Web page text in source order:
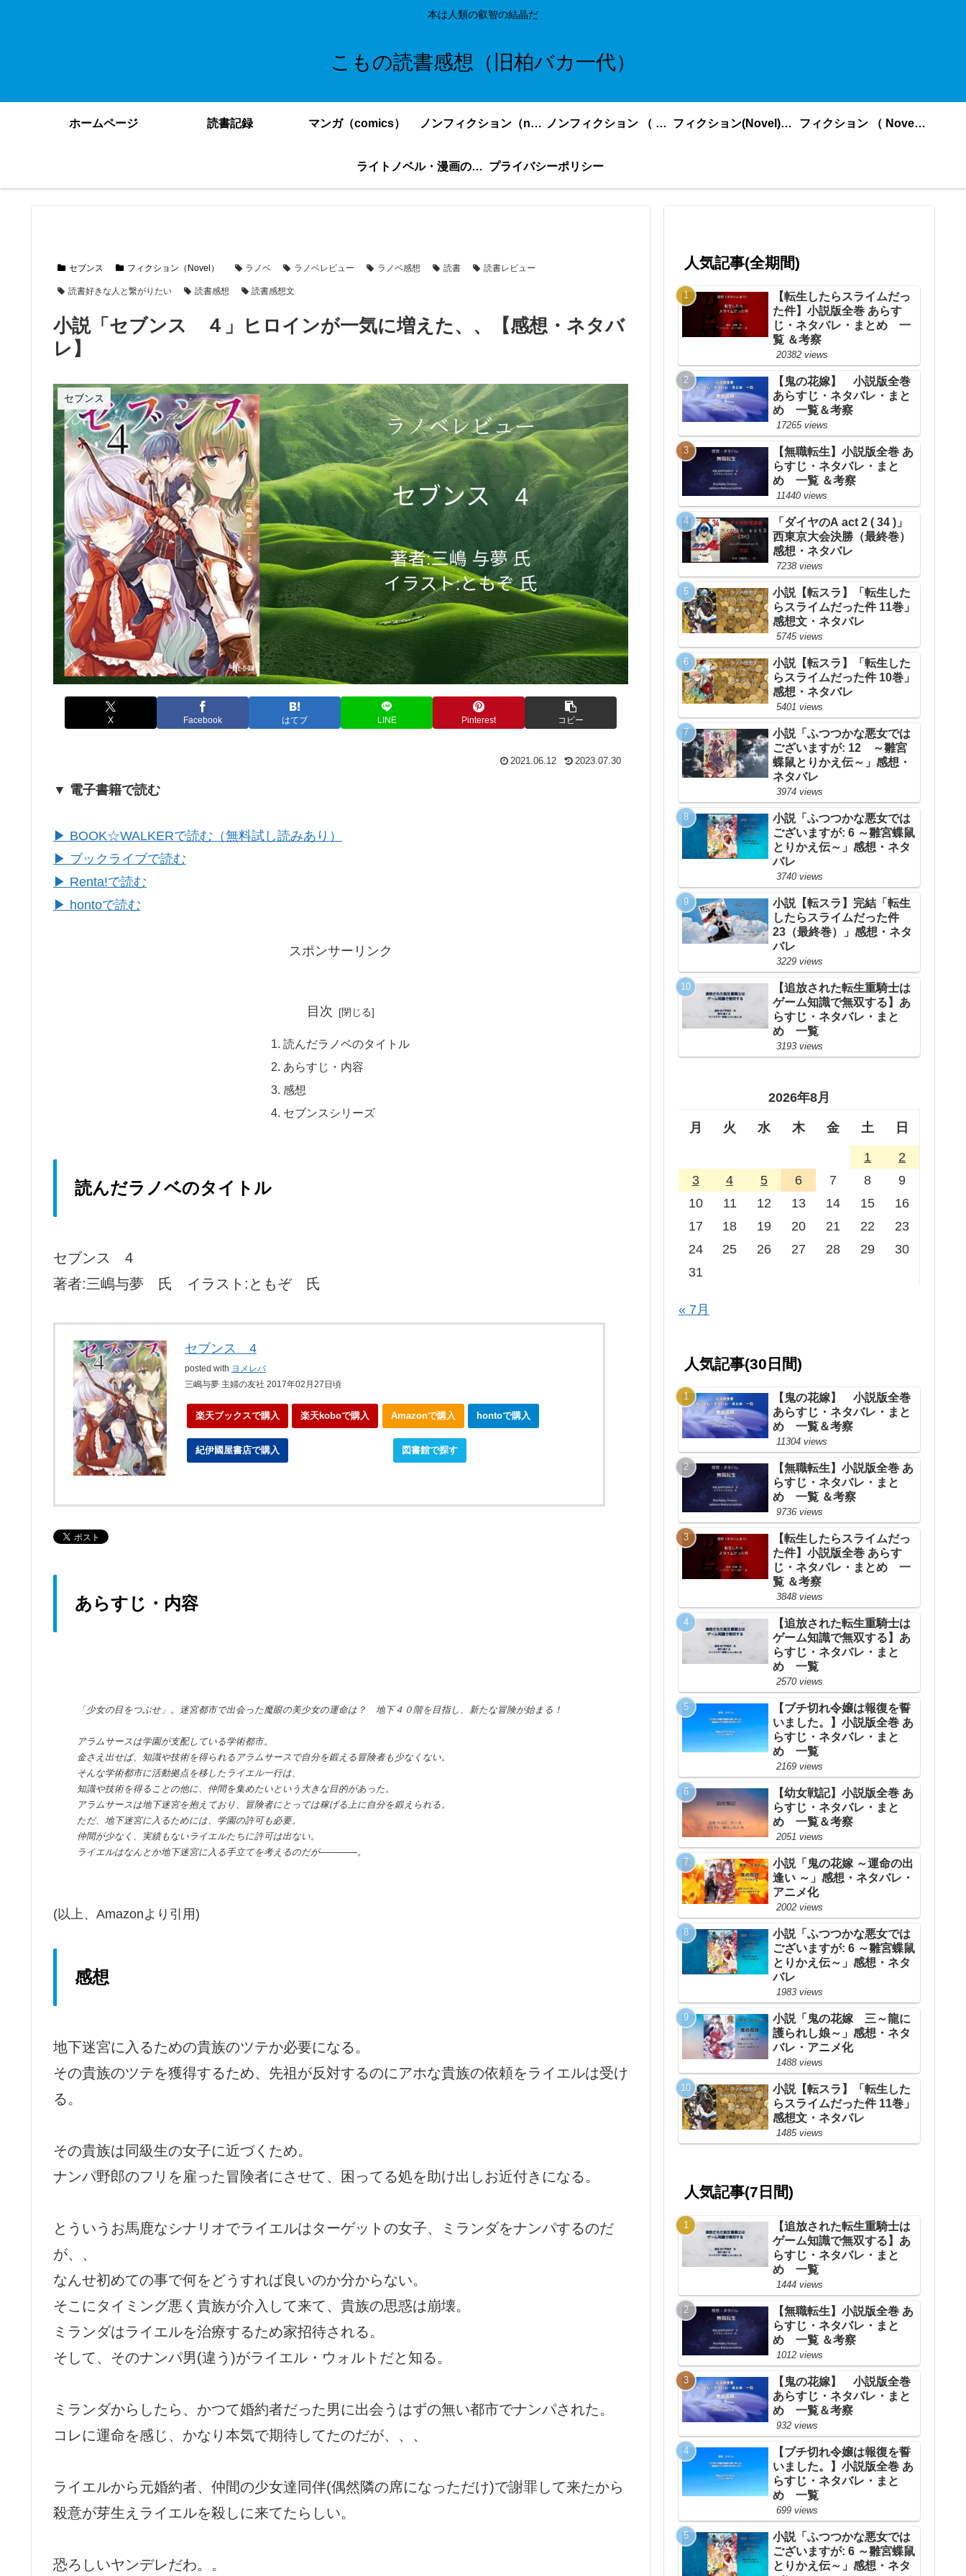
本は人類の叡智の結晶だ
こもの読書感想（旧柏バカ一代）
ホームページ 読書記録 マンガ（comics） ノンフィクション（nonfiction）更新順 ノンフィクション （ nonfiction ） あいうえお順 フィクション(Novel)更新順 フィクション （ Novel ） あいうえお順
ライトノベル・漫画の感想・ネタバレまとめ｜こもの読書感想 プライバシーポリシー
セブンス フィクション（Novel） ラノベ ラノベレビュー ラノベ感想 読書 読書レビュー
読書好きな人と繋がりたい 読書感想 読書感想文
小説「セブンス ４」ヒロインが一気に増えた、、【感想・ネタバ
レ】
セブンス
X Facebook はてブ LINE Pinterest コピー
2021.06.12 2023.07.30
▼ 電子書籍で読む
▶ BOOK☆WALKERで読む（無料試し読みあり）
▶ ブックライブで読む
▶ Renta!で読む
▶ hontoで読む
スポンサーリンク
目次
読んだラノベのタイトル
あらすじ・内容
感想
セブンスシリーズ
読んだラノベのタイトル
セブンス 4
著者:三嶋与夢 氏 イラスト:ともぞ 氏
セブンス 4
posted with ヨメレバ
三嶋与夢 主婦の友社 2017年02月27日頃
楽天ブックスで購入 楽天koboで購入 Amazonで購入 hontoで購入
紀伊國屋書店で購入 図書館で探す
あらすじ・内容
「少女の目をつぶせ」。迷宮都市で出会った魔眼の美少女の運命は？ 地下４０階を目指し、新たな冒険が始まる！
アラムサースは学園が支配している学術都市。
金さえ出せば、知識や技術を得られるアラムサースで自分を鍛える冒険者も少なくない。
そんな学術都市に活動拠点を移したライエル一行は、
知識や技術を得ることの他に、仲間を集めたいという大きな目的があった。
アラムサースは地下迷宮を抱えており、冒険者にとっては稼げる上に自分を鍛えられる。
ただ、地下迷宮に入るためには、学園の許可も必要。
仲間が少なく、実績もないライエルたちに許可は出ない。
ライエルはなんとか地下迷宮に入る手立てを考えるのだが――――。
(以上、Amazonより引用)
感想
地下迷宮に入るための貴族のツテか必要になる。
その貴族のツテを獲得するため、先祖が反対するのにアホな貴族の依頼をライエルは受け
る。
その貴族は同級生の女子に近づくため。
ナンパ野郎のフリを雇った冒険者にさせて、困ってる処を助け出しお近付きになる。
とういうお馬鹿なシナリオでライエルはターゲットの女子、ミランダをナンパするのだ
が、、
なんせ初めての事で何をどうすれば良いのか分からない。
そこにタイミング悪く貴族が介入して来て、貴族の思惑は崩壊。
ミランダはライエルを治療するため家招待される。
そして、そのナンパ男(違う)がライエル・ウォルトだと知る。
ミランダからしたら、かつて婚約者だった男に出会うはずの無い都市でナンパされた。
コレに運命を感じ、かなり本気で期待してたのだが、、、
ライエルから元婚約者、仲間の少女達同伴(偶然隣の席になっただけ)で謝罪して来たから
殺意が芽生えライエルを殺しに来てたらしい。
恐ろしいヤンデレだわ。。
人気記事(全期間)
【転生したらスライムだっ
た件】小説版全巻 あらす
じ・ネタバレ・まとめ 一
覧 ＆考察
20382 views
【鬼の花嫁】 小説版全巻
あらすじ・ネタバレ・まと
め 一覧＆考察
17265 views
【無職転生】小説版全巻 あ
らすじ・ネタバレ・まと
め 一覧 ＆考察
11440 views
「ダイヤのA act 2 ( 34 )」
西東京大会決勝（最終巻）
感想・ネタバレ
7238 views
小説【転スラ】「転生した
らスライムだった件 11巻」
感想文・ネタバレ
5745 views
小説【転スラ】「転生した
らスライムだった件 10巻」
感想・ネタバレ
5401 views
小説「ふつつかな悪女では
ございますが: 12 ～雛宮
蝶鼠とりかえ伝～」感想・
ネタバレ
3974 views
小説「ふつつかな悪女では
ございますが: 6 ～雛宮蝶鼠
とりかえ伝～」感想・ネタ
バレ
3740 views
小説【転スラ】完結「転生
したらスライムだった件
23（最終巻）」感想・ネタ
バレ
3229 views
【追放された転生重騎士は
ゲーム知識で無双する】あ
らすじ・ネタバレ・まと
め 一覧
3193 views
2026年8月
月 火 水 木 金 土 日
1
2
3
4 5 6 7 8
9
10
11 12 13 14 15
16
17
18 19 20 21 22
23
24
25 26 27 28 29
30
31
« 7月
人気記事(30日間)
【鬼の花嫁】 小説版全巻
あらすじ・ネタバレ・まと
め 一覧＆考察
11304 views
【無職転生】小説版全巻 あ
らすじ・ネタバレ・まと
め 一覧 ＆考察
9736 views
【転生したらスライムだっ
た件】小説版全巻 あらす
じ・ネタバレ・まとめ 一
覧 ＆考察
3848 views
【追放された転生重騎士は
ゲーム知識で無双する】あ
らすじ・ネタバレ・まと
め 一覧
2570 views
【ブチ切れ令嬢は報復を誓
いました。】小説版全巻 あ
らすじ・ネタバレ・まと
め 一覧
2169 views
【幼女戦記】小説版全巻 あ
らすじ・ネタバレ・まと
め 一覧＆考察
2051 views
小説「鬼の花嫁 ～運命の出
逢い ～」感想・ネタバレ・
アニメ化
2002 views
小説「ふつつかな悪女では
ございますが: 6 ～雛宮蝶鼠
とりかえ伝～」感想・ネタ
バレ
1983 views
小説「鬼の花嫁 三～龍に
護られし娘～」感想・ネタ
バレ・アニメ化
1488 views
小説【転スラ】「転生した
らスライムだった件 11巻」
感想文・ネタバレ
1485 views
人気記事(7日間)
【追放された転生重騎士は
ゲーム知識で無双する】あ
らすじ・ネタバレ・まと
め 一覧
1444 views
【無職転生】小説版全巻 あ
らすじ・ネタバレ・まと
め 一覧 ＆考察
1012 views
【鬼の花嫁】 小説版全巻
あらすじ・ネタバレ・まと
め 一覧＆考察
932 views
【ブチ切れ令嬢は報復を誓
いました。】小説版全巻 あ
らすじ・ネタバレ・まと
め 一覧
699 views
小説「ふつつかな悪女では
ございますが: 6 ～雛宮蝶鼠
とりかえ伝～」感想・ネタ